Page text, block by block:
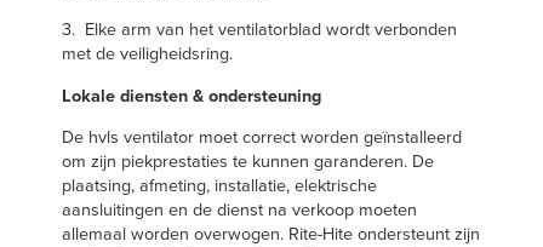
3. Elke arm van het ventilatorblad wordt verbonden
met de veiligheidsring.
Lokale diensten & ondersteuning
De hvls ventilator moet correct worden geïnstalleerd
om zijn piekprestaties te kunnen garanderen. De
plaatsing, afmeting, installatie, elektrische
aansluitingen en de dienst na verkoop moeten
allemaal worden overwogen. Rite-Hite ondersteunt zijn